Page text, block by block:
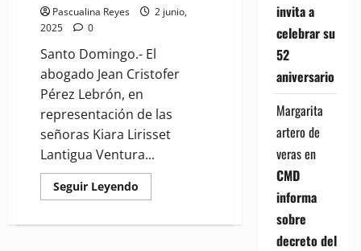
Pascualina Reyes
2 junio,
2025
0
Santo Domingo.- El
abogado Jean Cristofer
Pérez Lebrón, en
representación de las
señoras Kiara Lirisset
Lantigua Ventura...
Seguir Leyendo
more
Jean
invita a
celebrar su
52
aniversario
Margarita
artero de
verasen
CMD
informa
sobre
decreto del